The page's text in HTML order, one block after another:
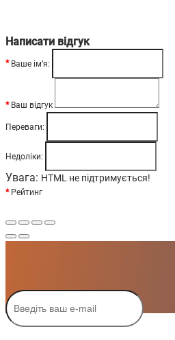
Написати відгук
Ваше ім’я:
Ваш відгук
Переваги:
Недоліки:
Увага: HTML не підтримується!
Рейтинг